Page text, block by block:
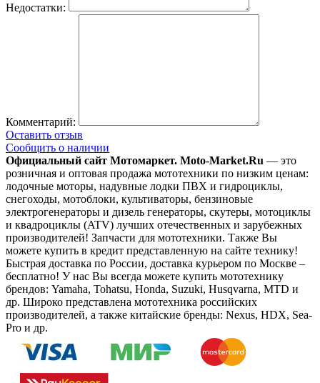
Недостатки:
Комментарий:
Оставить отзыв
Сообщить о наличии
Официальный сайт Мотомаркет. Moto-Market.Ru — это
розничная и оптовая продажа мототехники по низким ценам:
лодочные моторы, надувные лодки ПВХ и гидроциклы,
снегоходы, мотоблоки, культиваторы, бензиновые
электрогенераторы и дизель генераторы, скутеры, мотоциклы
и квадроциклы (ATV) лучших отечественных и зарубежных
производителей! Запчасти для мототехники. Также Вы
можете купить в кредит представленную на сайте технику!
Быстрая доставка по России, доставка курьером по Москве –
бесплатно! У нас Вы всегда можете купить мототехнику
брендов: Yamaha, Tohatsu, Honda, Suzuki, Husqvarna, MTD и
др. Широко представлена мототехника российских
производителей, а также китайские бренды: Nexus, HDX, Sea-
Pro и др.